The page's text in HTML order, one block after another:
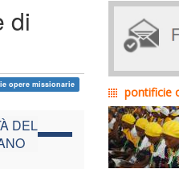
di
opere missionarie
DEL
pontificie